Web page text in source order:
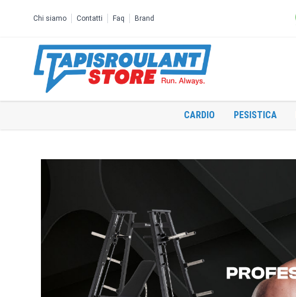
Chi siamo Contatti Faq Brand
CARDIO PESISTICA